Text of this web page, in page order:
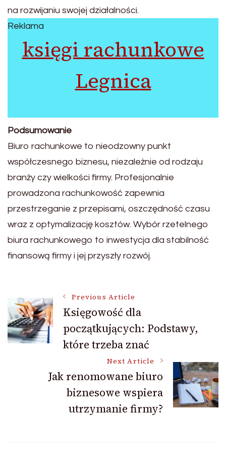
na rozwijaniu swojej działalności.
Reklama
księgi rachunkowe
Legnica
Podsumowanie
Biuro rachunkowe to nieodzowny punkt
współczesnego biznesu, niezależnie od rodzaju
branży czy wielkości firmy. Profesjonalnie
prowadzona rachunkowość zapewnia
przestrzeganie z przepisami, oszczędność czasu
wraz z optymalizację kosztów. Wybór rzetelnego
biura rachunkowego to inwestycja dla stabilność
finansową firmy i jej przyszły rozwój.
Post
Navigation
Previous Article
Księgowość dla
początkujących: Podstawy,
które trzeba znać
Next Article
Jak renomowane biuro
biznesowe wspiera
utrzymanie firmy?